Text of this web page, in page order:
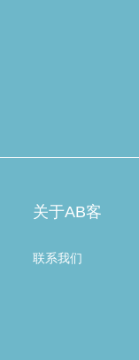
关于AB客
联系我们